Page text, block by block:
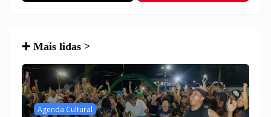
➕ Mais lidas >
Agenda Cultural